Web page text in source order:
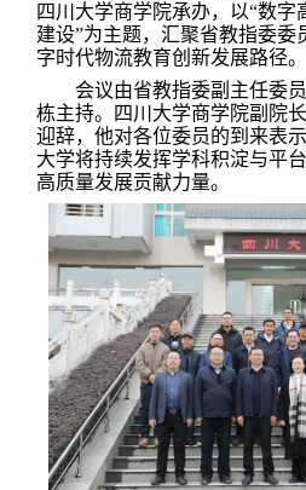
四川大学商学院承办，以“数字
建设”为主题，汇聚省教指委委
字时代物流教育创新发展路径。
会议由省教指委副主任委
栋主持。四川大学商学院副院
迎辞，他对各位委员的到来表
大学将持续发挥学科积淀与平
高质量发展贡献力量。